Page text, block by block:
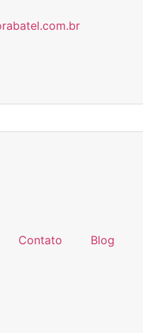
Contato Blog